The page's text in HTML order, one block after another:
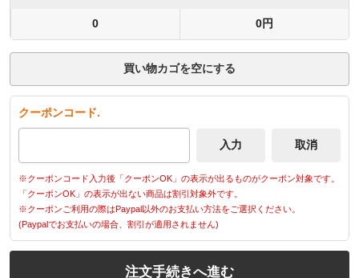
0 0円
買い物カゴを空にする
クーポンコード.
※クーポンコード入力後「クーポンOK」の表示が出るものがクーポン対象です。
「クーポンOK」の表示が出ない商品は割引対象外です。
※クーポンご利用の際はPaypal以外のお支払い方法をご選択ください。
(Paypalでお支払いの場合、割引が適用されません)
注文手続きへ進む